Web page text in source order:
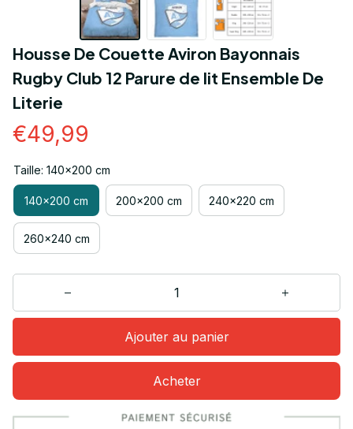
Housse De Couette Aviron Bayonnais
Rugby Club 12 Parure de lit Ensemble De
Literie
€49,99
Taille: 140x200 cm
140x200 cm 200x200 cm 240x220 cm
260x240 cm
Ajouter au panier
Acheter